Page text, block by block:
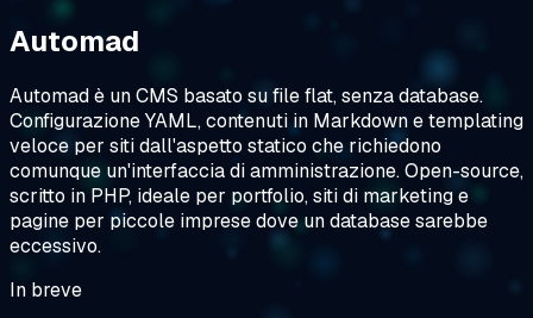
Automad
Automad è un CMS basato su file flat, senza database.
Configurazione YAML, contenuti in Markdown e templating
veloce per siti dall'aspetto statico che richiedono
comunque un'interfaccia di amministrazione. Open-source,
scritto in PHP, ideale per portfolio, siti di marketing e
pagine per piccole imprese dove un database sarebbe
eccessivo.
In breve